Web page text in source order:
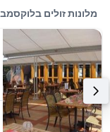
מלונות זולים